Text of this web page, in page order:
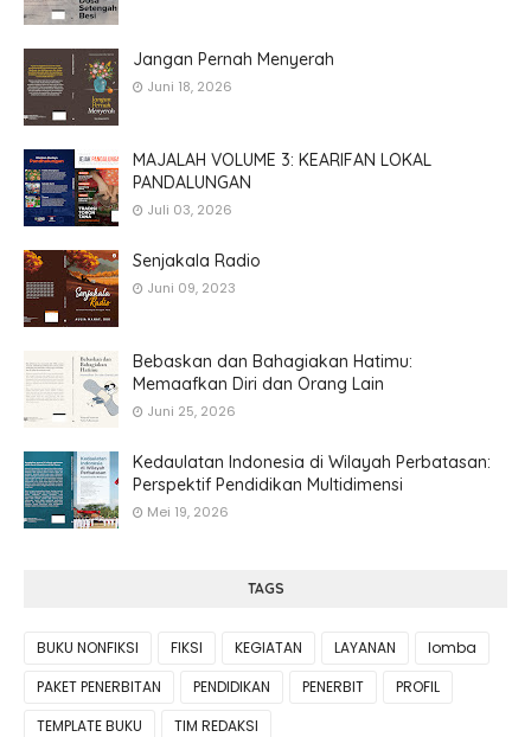
Jangan Pernah Menyerah
Juni 18, 2026
MAJALAH VOLUME 3: KEARIFAN LOKAL
PANDALUNGAN
Juli 03, 2026
Senjakala Radio
Juni 09, 2023
Bebaskan dan Bahagiakan Hatimu:
Memaafkan Diri dan Orang Lain
Juni 25, 2026
Kedaulatan Indonesia di Wilayah Perbatasan:
Perspektif Pendidikan Multidimensi
Mei 19, 2026
TAGS
BUKU NONFIKSI FIKSI KEGIATAN LAYANAN
lomba
PAKET PENERBITAN
PENDIDIKAN PENERBIT
PROFIL
TEMPLATE BUKU
TIM REDAKSI